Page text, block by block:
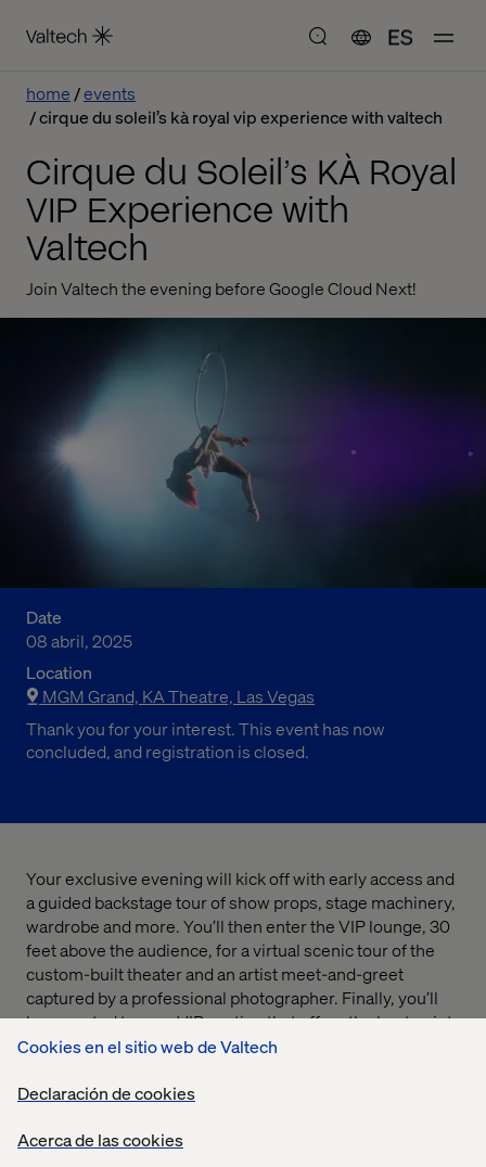
Cookies en el sitio web de Valtech
Declaración de cookies
Acerca de las cookies
ES
home
events
cirque du soleil’s kà royal vip experience with valtech
Cirque du Soleil’s KÀ Royal
VIP Experience with
Valtech
Join Valtech the evening before Google Cloud Next!
Date
08 abril, 2025
Location
MGM Grand, KA Theatre, Las Vegas
Thank you for your interest. This event has now
concluded, and registration is closed.
Your exclusive evening will kick off with early access and
a guided backstage tour of show props, stage machinery,
wardrobe and more. You’ll then enter the VIP lounge, 30
feet above the audience, for a virtual scenic tour of the
custom-built theater and an artist meet-and-greet
captured by a professional photographer. Finally, you’ll
be escorted to your VIP seating that offers the best point
of view of the show.
As a show where innovative technology meets
interactive storytelling, KÀ by Cirque du Soleil perfectly
complements Valtech’s aim to bring experience
innovation to life.